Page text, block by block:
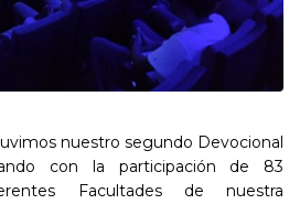
nuestro segundo Devocional
con la participación de 83
Facultades de nuestra